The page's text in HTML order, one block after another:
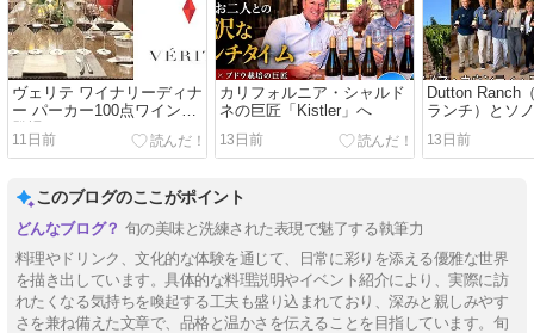
ヴェリテ ワイナリーディナ
ー パーカー100点ワインも
11日前
カリフォルニア・シャルド
ネの巨匠「Kistler」へ
13日前
Dutton Ranch
ランチ）とソ
ティ・ワイン
ズ
13日前
このブログのここがポイント
旬の美味と洗練された表現で魅了する執筆力
料理やドリンク、文化的な体験を通じて、日常に彩りを添える優雅な世界
を描き出しています。具体的な料理説明やイベント紹介により、実際に訪
れたくなる気持ちを喚起する工夫も盛り込まれており、深みと親しみやす
さを兼ね備えた文章で、品格と温かさを伝えることを目指しています。旬